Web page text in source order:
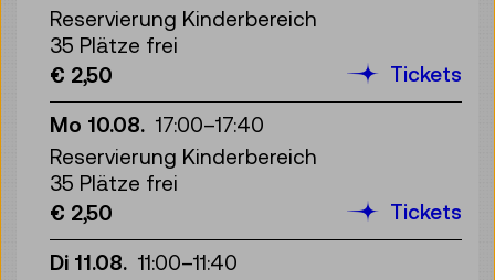
Reservierung Kinderbereich
35 Plätze frei
€ 2,50
Tickets
Mo 10.08. 17:00–17:40
Reservierung Kinderbereich
35 Plätze frei
€ 2,50
Tickets
Di 11.08. 11:00–11:40